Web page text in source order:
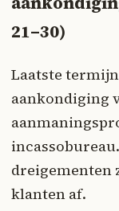
21–30)
Laatste termijn
aankondiging
dreigementen
klanten af.